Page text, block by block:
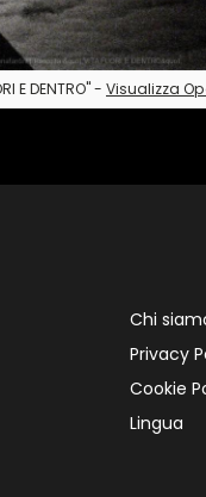
E DENTRO" - Visualizza
Chi
Privacy
Cookie
Lingua